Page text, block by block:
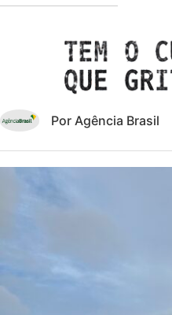
Por Agência Brasil